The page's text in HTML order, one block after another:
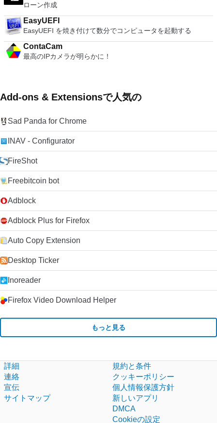
ローン作成
EasyUEFI
EasyUEFI を焼き付けて数分でコンピュータを起動する
ContaCam
最高のIPカメラが明らかに！
Add-ons & Extensionsで人気の
Sad Panda for Chrome
INAV - Configurator
FireShot
Freebitcoin bot
Adblock
Adblock Plus for Firefox
Auto Copy Extension
Desktop Ticker
Inoreader
Firefox Video Download Helper
もっと見る
詳細
連絡
宣伝
サイトマップ
規約と条件
クッキーポリシー
個人情報保護方針
新しいアプリ
DMCA
Cookieの設定